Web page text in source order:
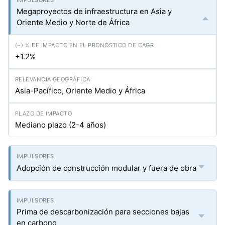
Megaproyectos de infraestructura en Asia y
Oriente Medio y Norte de África
+1.2%
Asia-Pacífico, Oriente Medio y África
Mediano plazo (2-4 años)
Adopción de construcción modular y fuera de obra
Prima de descarbonización para secciones bajas
en carbono